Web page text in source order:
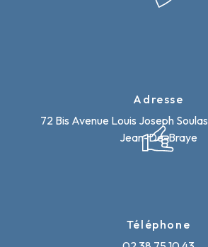
Adresse
72 Bis Avenue Louis Joseph Soulas
Jean-De-Braye
Téléphone